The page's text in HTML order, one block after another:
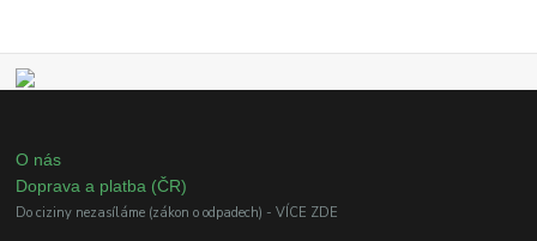
O nás
Doprava a platba (ČR)
Do ciziny nezasíláme (zákon o odpadech) - VÍCE ZDE